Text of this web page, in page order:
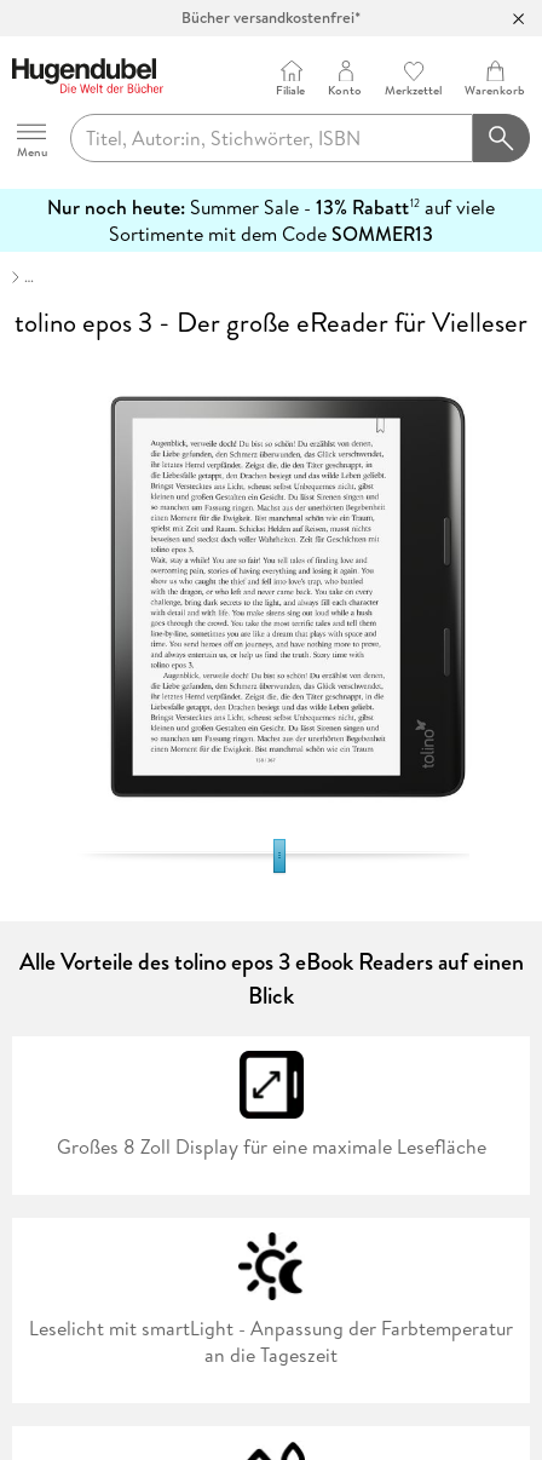
Bücher versandkostenfrei*
Abholung in über 100 Filialen
Hugendubel
Menu
Filiale Konto Merkzettel Warenkorb
Nur noch heute: Summer Sale - 13% Rabatt12 auf viele
Sortimente mit dem CodeSOMMER13
erfahren
…
tolino epos 3 - Der große eReader für Vielleser
Alle Vorteile des tolino epos 3 eBook Readers auf einen
Blick
Großes 8 Zoll Display für eine maximale Lesefläche
Leselicht mit smartLight - Anpassung der Farbtemperatur
an die Tageszeit